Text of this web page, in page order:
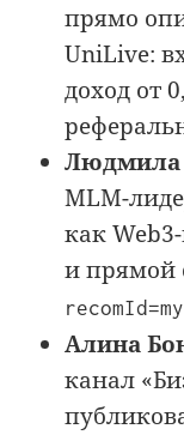
прямо
UniLive:
доход от
Людмила
MLM-
как
и прямой
Алина
канал